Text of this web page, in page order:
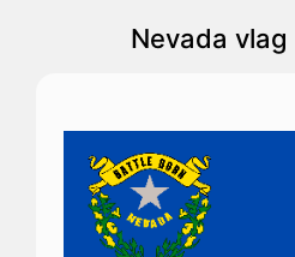
Nevada vlag